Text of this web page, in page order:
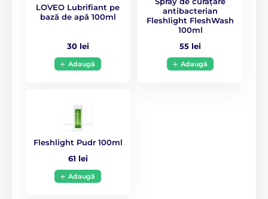
LOVEO Lubrifiant pe
bază de apă 100ml
30 lei
Adaugă
antibacterian
Fleshlight FleshWash
100ml
55 lei
Adaugă
Fleshlight Pudr 100ml
61 lei
Adaugă